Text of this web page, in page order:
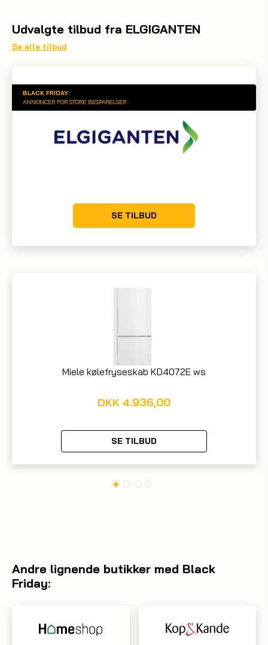
Udvalgte tilbud fra ELGIGANTEN
Se alle tilbud
BLACK FRIDAY:
ANNONCER FOR STORE BESPARELSER
SE TILBUD
Miele kølefryseskab KD4072E ws
DKK 4.936,00
SE TILBUD
Andre lignende butikker med Black
Friday: